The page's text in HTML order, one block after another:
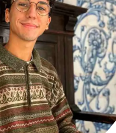
Sucesos
Medio Ambiente
Planeta Rural
Especiales
Política